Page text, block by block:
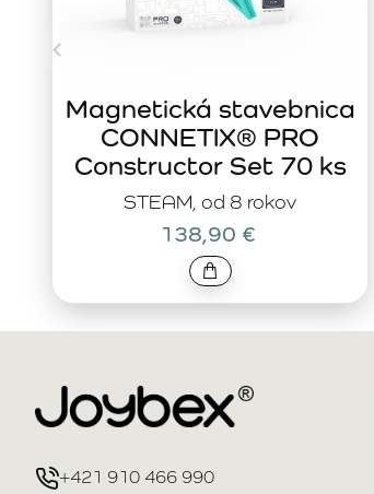
STEAM, od 8 rokov
Magnetická stavebnica
CONNETIX® PRO
Constructor Set 70 ks
138,90 €
+421 910 466 990